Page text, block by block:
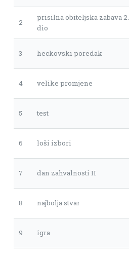
2
prisilna obiteljska zabava 2.
dio
3 heckovski poredak
4 velike promjene
5 test
6 loši izbori
7 dan zahvalnosti II
8 najbolja stvar
9 igra